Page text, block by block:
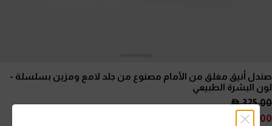
صندل أنيق مغلق من الأمام مصنوع من جلد لامع ومزين بسلسلة -
لون البشرة الطبيعي
325.00
175.00